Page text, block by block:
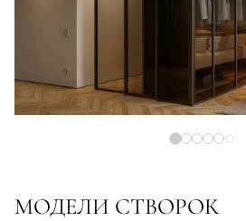
МОДЕЛИ СТВОРОК